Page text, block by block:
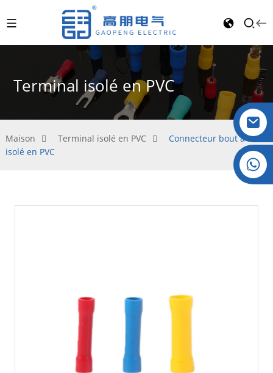
Terminal isolé en PVC
Maison Terminal isolé en PVC
Connecteur bout à bout
isolé en PVC